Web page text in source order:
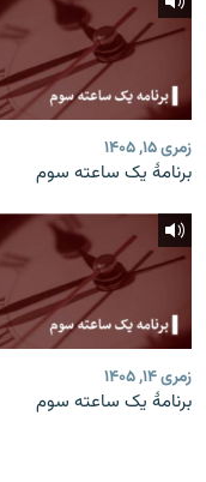
زمری ۱۵, ۱۴۰۵
برنامۀ یک ساعته سوم
زمری ۱۴, ۱۴۰۵
برنامۀ یک ساعته سوم